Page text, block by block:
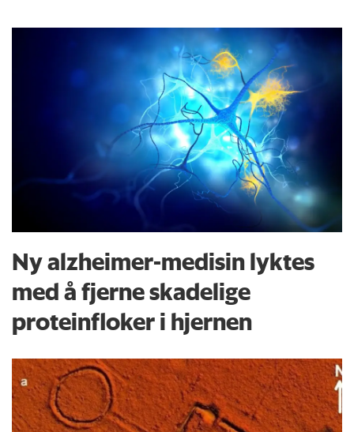
Ny alzheimer-medisin lyktes
med å fjerne skadelige
proteinfloker i hjernen